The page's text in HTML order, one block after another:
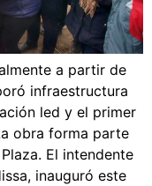
a partir de
infraestructura
led y el primer
obra forma parte
El intendente
inauguró este